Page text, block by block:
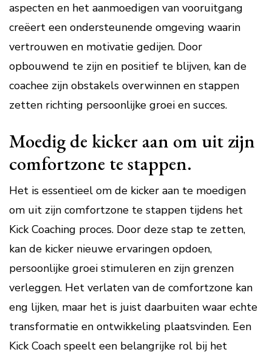
aspecten en het aanmoedigen van vooruitgang
creëert een ondersteunende omgeving waarin
vertrouwen en motivatie gedijen. Door
opbouwend te zijn en positief te blijven, kan de
coachee zijn obstakels overwinnen en stappen
zetten richting persoonlijke groei en succes.
Moedig de kicker aan om uit zijn
comfortzone te stappen.
Het is essentieel om de kicker aan te moedigen
om uit zijn comfortzone te stappen tijdens het
Kick Coaching proces. Door deze stap te zetten,
kan de kicker nieuwe ervaringen opdoen,
persoonlijke groei stimuleren en zijn grenzen
verleggen. Het verlaten van de comfortzone kan
eng lijken, maar het is juist daarbuiten waar echte
transformatie en ontwikkeling plaatsvinden. Een
Kick Coach speelt een belangrijke rol bij het